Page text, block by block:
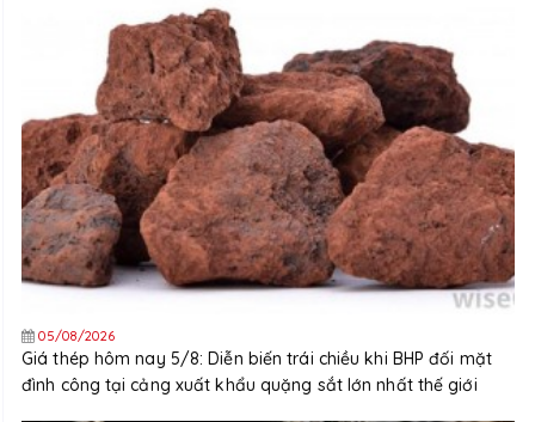
05/08/2026
Giá thép hôm nay 5/8: Diễn biến trái chiều khi BHP đối mặt
đình công tại cảng xuất khẩu quặng sắt lớn nhất thế giới